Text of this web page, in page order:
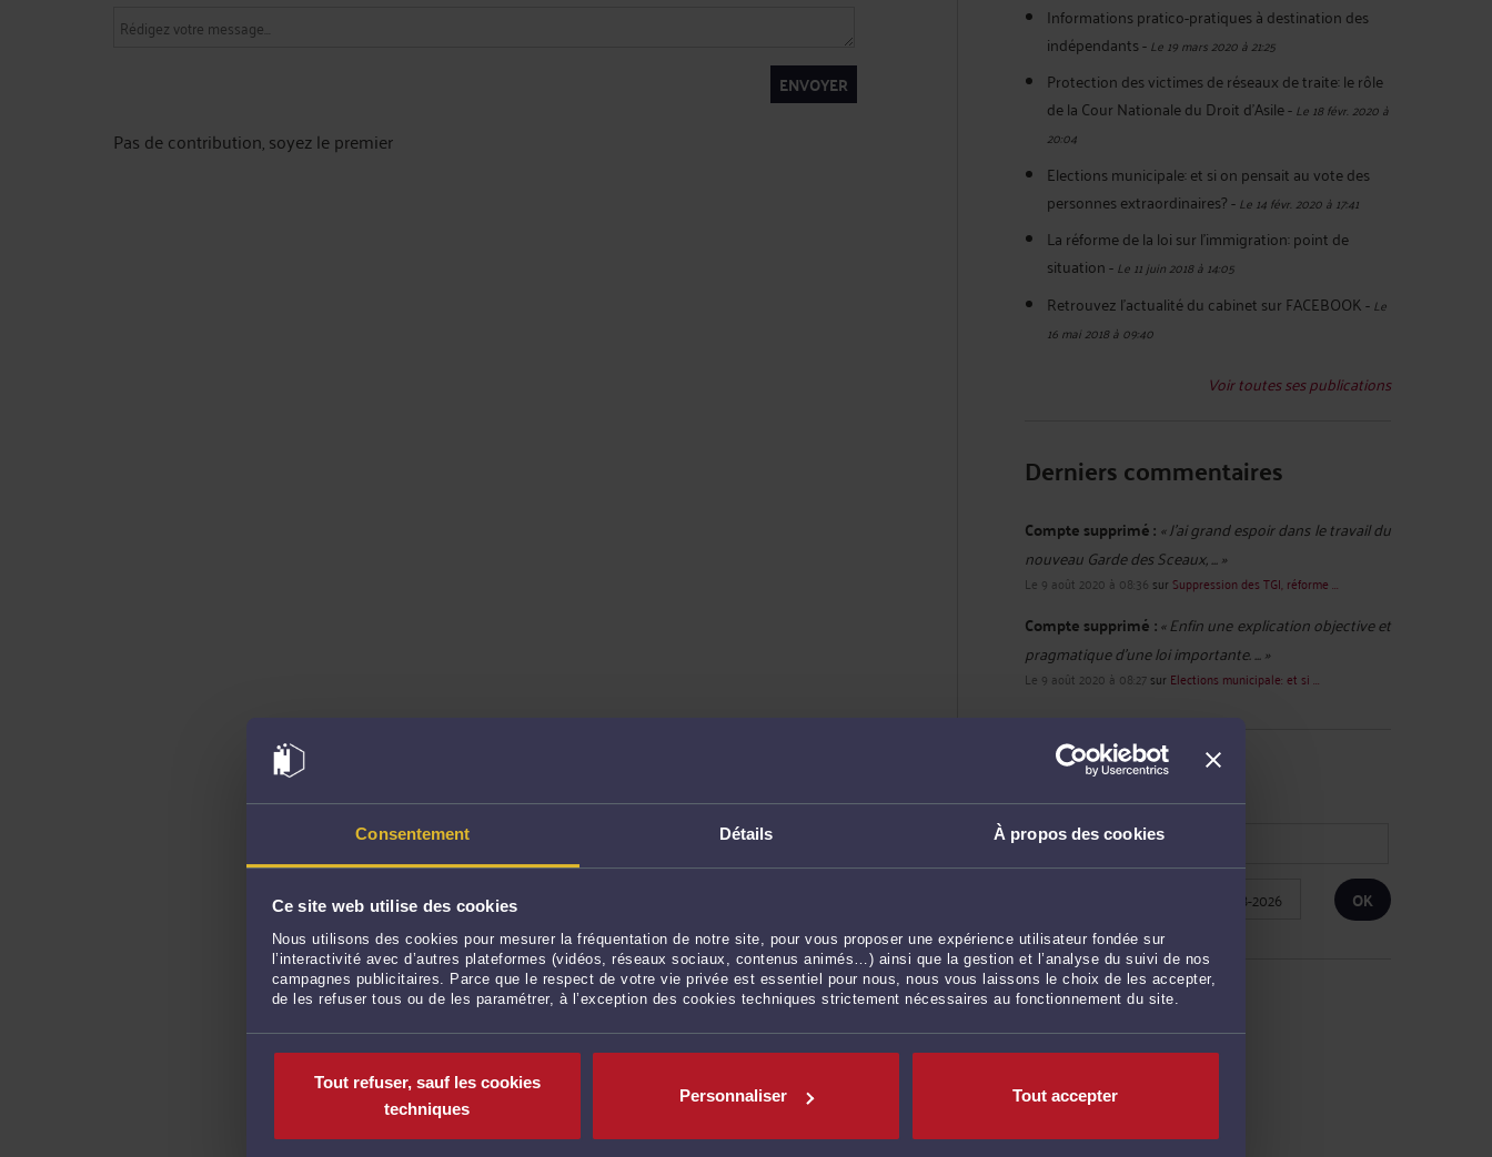
Consentement Détails À propos des cookies
Ce site web utilise des cookies
Nous utilisons des cookies pour mesurer la fréquentation de notre site, pour vous proposer une expérience utilisateur fondée sur
l’interactivité avec d’autres plateformes (vidéos, réseaux sociaux, contenus animés…) ainsi que la gestion et l’analyse du suivi de nos
campagnes publicitaires. Parce que le respect de votre vie privée est essentiel pour nous, nous vous laissons le choix de les accepter,
de les refuser tous ou de les paramétrer, à l’exception des cookies techniques strictement nécessaires au fonctionnement du site.
Tout refuser, sauf les cookies
techniques
Personnaliser Tout accepter
ENVOYER
Pas de contribution, soyez le premier
Informations pratico-pratiques à destination des
indépendants-Le 19 mars 2020 à 21:25
Protection des victimes de réseaux de traite: le rôle
de la Cour Nationale du Droit d'Asile-Le 18 févr. 2020 à
20:04
Elections municipale: et si on pensait au vote des
personnes extraordinaires?-Le 14 févr. 2020 à 17:41
La réforme de la loi sur l'immigration: point de
situation-Le 11 juin 2018 à 14:05
Retrouvez l'actualité du cabinet sur FACEBOOK-Le
16 mai 2018 à 09:40
Voir toutes ses publications
Derniers commentaires
Compte supprimé : « J'ai grand espoir dans le travail du
nouveau Garde des Sceaux, ... »
Le 9 août 2020 à 08:36 sur Suppression des TGI, réforme ...
Compte supprimé :« Enfin une explication objective et
pragmatique d'une loi importante. ... »
Le 9 août 2020 à 08:27sur Elections municipale: et si ...
RECHERCHE
ARCHIVES
Avril 2022
Décembre 2020